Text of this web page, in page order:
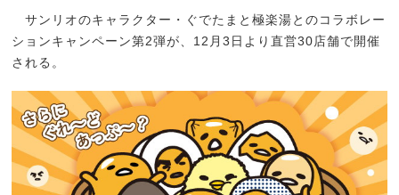
サンリオのキャラクター・ぐでたまと極楽湯とのコラボレー
ションキャンペーン第2弾が、12月3日より直営30店舗で開催
される。